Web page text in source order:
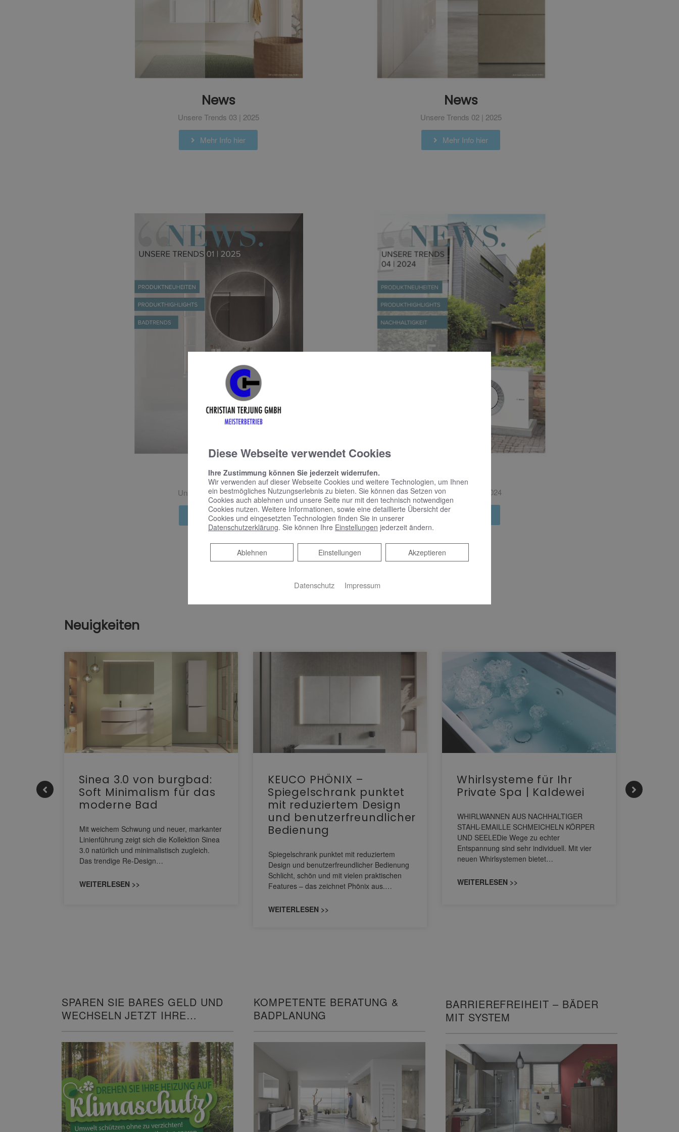
News
Unsere Trends 03 | 2025
Mehr Info hier
News
Unsere Trends 02 | 2025
Mehr Info hier
News
Unsere Trends 01 | 2025
Mehr Info hier
News
Unsere Trends 04 | 2024
Mehr Info hier
Neuigkeiten
Sinea 3.0 von burgbad:
Soft Minimalism für das
moderne Bad
Mit weichem Schwung und neuer, markanter
Linienführung zeigt sich die Kollektion Sinea
3.0 natürlich und minimalistisch zugleich.
Das trendige Re-Design…
WEITERLESEN >>
KEUCO PHÖNIX –
Spiegelschrank punktet
mit reduziertem Design
und benutzerfreundlicher
Bedienung
Spiegelschrank punktet mit reduziertem
Design und benutzerfreundlicher Bedienung
Schlicht, schön und mit vielen praktischen
Features – das zeichnet Phönix aus.…
WEITERLESEN >>
Whirlsysteme für Ihr
Private Spa | Kaldewei
WHIRLWANNEN AUS NACHHALTIGER
STAHL-EMAILLE SCHMEICHELN KÖRPER
UND SEELEDie Wege zu echter
Entspannung sind sehr individuell. Mit vier
neuen Whirlsystemen bietet…
WEITERLESEN >>
SPAREN SIE BARES GELD UND
WECHSELN JETZT IHRE
KOMPETENTE BERATUNG &
BADPLANUNG
BARRIEREFREIHEIT – BÄDER
MIT SYSTEM
Diese Webseite verwendet Cookies
Ihre Zustimmung können Sie jederzeit widerrufen.
Wir verwenden auf dieser Webseite Cookies und weitere Technologien, um Ihnen
ein bestmögliches Nutzungserlebnis zu bieten. Sie können das Setzen von
Cookies auch ablehnen und unsere Seite nur mit den technisch notwendigen
Cookies nutzen. Weitere Informationen, sowie eine detaillierte Übersicht der
Cookies und eingesetzten Technologien finden Sie in unserer
Datenschutzerklärung. Sie können Ihre Einstellungen jederzeit ändern.
Akzeptieren
Einstellungen
Ablehnen
Ablehnen
Datenschutz Impressum